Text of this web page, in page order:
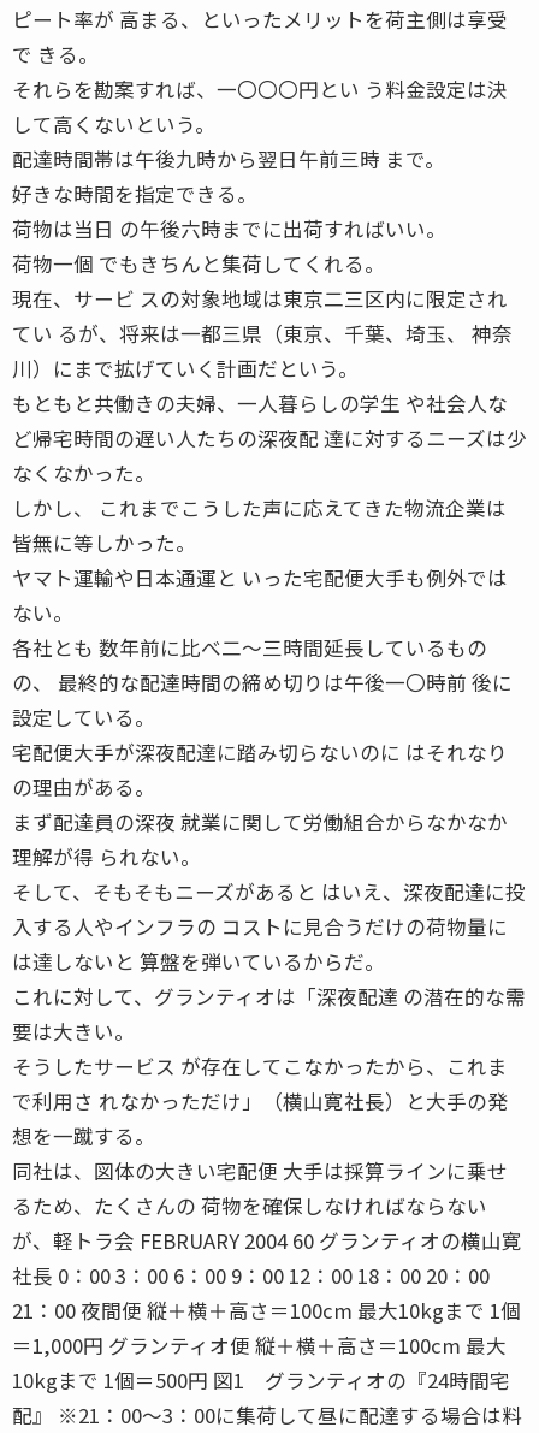
ピート率が 高まる、といったメリットを荷主側は享受
で きる。
それらを勘案すれば、一〇〇〇円とい う料金設定は決
して高くないという。
配達時間帯は午後九時から翌日午前三時 まで。
好きな時間を指定できる。
荷物は当日 の午後六時までに出荷すればいい。
荷物一個 でもきちんと集荷してくれる。
現在、サービ スの対象地域は東京二三区内に限定され
てい るが、将来は一都三県（東京、千葉、埼玉、 神奈
川）にまで拡げていく計画だという。
もともと共働きの夫婦、一人暮らしの学生 や社会人な
ど帰宅時間の遅い人たちの深夜配 達に対するニーズは少
なくなかった。
しかし、 これまでこうした声に応えてきた物流企業は
皆無に等しかった。
ヤマト運輸や日本通運と いった宅配便大手も例外では
ない。
各社とも 数年前に比べ二〜三時間延長しているもの
の、 最終的な配達時間の締め切りは午後一〇時前 後に
設定している。
宅配便大手が深夜配達に踏み切らないのに はそれなり
の理由がある。
まず配達員の深夜 就業に関して労働組合からなかなか
理解が得 られない。
そして、そもそもニーズがあると はいえ、深夜配達に投
入する人やインフラの コストに見合うだけの荷物量に
は達しないと 算盤を弾いているからだ。
これに対して、グランティオは「深夜配達 の潜在的な需
要は大きい。
そうしたサービス が存在してこなかったから、これま
で利用さ れなかっただけ」（横山寛社長）と大手の発
想を一蹴する。
同社は、図体の大きい宅配便 大手は採算ラインに乗せ
るため、たくさんの 荷物を確保しなければならない
が、軽トラ会 FEBRUARY 2004 60 グランティオの横山寛
社長 0：00 3：00 6：00 9：00 12：00 18：00 20：00
21：00 夜間便 縦＋横＋高さ＝100cm 最大10kgまで 1個
＝1,000円 グランティオ便 縦＋横＋高さ＝100cm 最大
10kgまで 1個＝500円 図1 グランティオの『24時間宅
配』 ※21：00〜3：00に集荷して昼に配達する場合は料